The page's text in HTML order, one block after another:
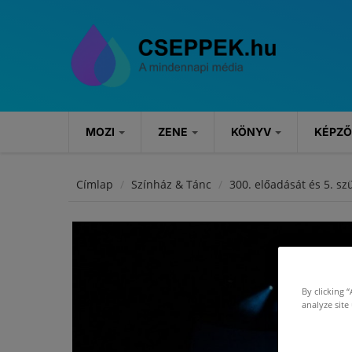
MOZI
MOZI
Hírek
ZENE
ZENE
Hírek
KÖNYV
KÖNYV
Könyvajánlók
Címlap Színház & Tánc 300. előadását és 5.
By clicking
analyze